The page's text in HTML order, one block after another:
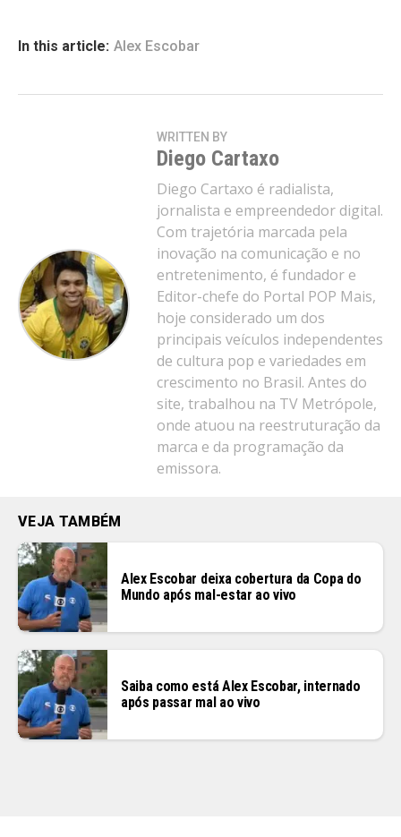
In this article: Alex Escobar
WRITTEN BY
Diego Cartaxo
Diego Cartaxo é radialista,
jornalista e empreendedor digital.
Com trajetória marcada pela
inovação na comunicação e no
entretenimento, é fundador e
Editor-chefe do Portal POP Mais,
hoje considerado um dos
principais veículos independentes
de cultura pop e variedades em
crescimento no Brasil. Antes do
site, trabalhou na TV Metrópole,
onde atuou na reestruturação da
marca e da programação da
emissora.
VEJA TAMBÉM
Alex Escobar deixa cobertura da Copa do
Mundo após mal-estar ao vivo
Saiba como está Alex Escobar, internado
após passar mal ao vivo